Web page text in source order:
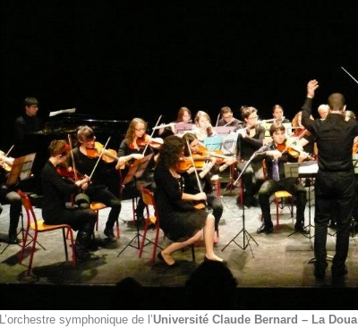
L’orchestre symphonique de l’Université Claude Bernard – La Doua